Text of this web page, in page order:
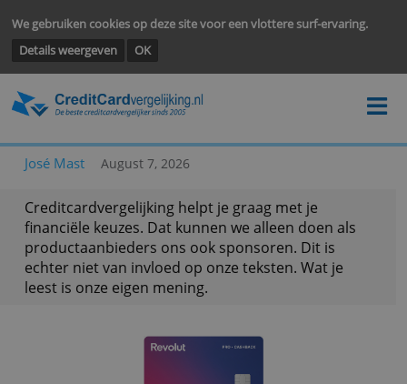
We gebruiken cookies op deze site voor een vlottere surf-
Details weergeven
Creditcardvergelijking helpt je graag met je
financiële keuzes. Dat kunnen we alleen doen als
productaanbieders ons ook sponsoren. Dit is
echter niet van invloed op onze teksten. Wat je